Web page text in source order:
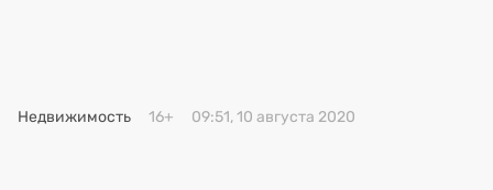
Недвижимость 16+ 09:51, 10 августа 2020